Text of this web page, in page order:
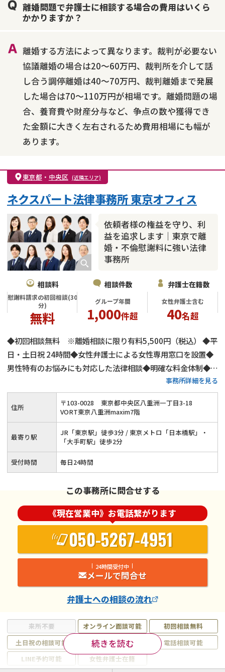
不貞・不倫慰謝料請求
国際離婚
養育費問題
財産分与
離婚問題で弁護士に相談する場合の費用はいくら
かかりますか？
離婚する方法によって異なります。裁判が必要ない
協議離婚の場合は20～60万円、裁判所を介して話
し合う調停離婚は40～70万円、裁判離婚まで発展
した場合は70～110万円が相場です。離婚問題の場
合、養育費や財産分与など、争点の数や獲得でき
た金額に大きく左右されるため費用相場にも幅が
あります。
東京都 ・ 中央区 (近隣エリア)
依頼者様の権益を守り、利
益を追求します｜東京で離
婚・不倫慰謝料に強い法律
事務所
ネクスパート法律事務所 東京オフィス
相談料
慰謝料請求の初回相談(30
分)
無料
相談件数
グループ年間
1,000件超
弁護士在籍数
女性弁護士含む
40名超
◆初回相談無料 ※離婚相談に限り有料5,500円（税込） ◆平
日・土日祝 24時間◆女性弁護士による女性専用窓口を設置◆
男性特有のお悩みにも対応した法律相談◆明確な料金体制◆不
倫慰謝料請求の相談件数は年間1,000件以上◆離婚・男女問題
にまつわる全ての問題に対応します！東京で離婚・不倫慰謝料
のお悩みはネクスパート法律事務所へ
事務所詳細を見る
来所不要 オンライン面談可能
初回相談無料
土日祝の相談可能
19時以降電話可能
電話相談可能
LINE予約可能
女性弁護士在籍
続きを読む
住所 〒103-0028
東京都中央区八重洲一丁目3-18
VORT東京八重洲maxim7階
最寄り駅
JR「東京駅」徒歩3分 / 東京メトロ「日本橋駅」・
「大手町駅」徒歩2分
受付時間 毎日24時間
この事務所に問合せする
《現在営業中》お電話繋がります
050-5267-4951
24時間受付中
メールで問合せ
弁護士への相談の流れ